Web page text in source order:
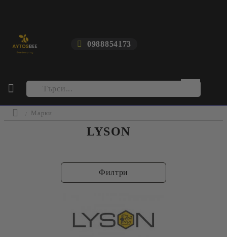
0988854173
Марки
LYSON
Филтри